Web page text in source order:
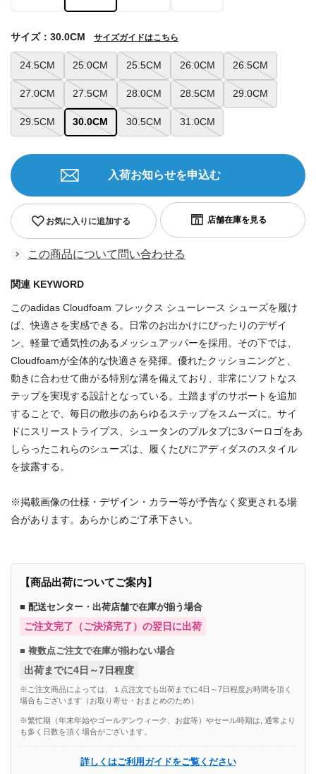
24.5CM 25.0CM 25.5CM 26.0CM 26.5CM
27.0CM 27.5CM 28.0CM 28.5CM 29.0CM
29.5CM 30.0CM 30.5CM 31.0CM
サイズ：30.0CM サイズガイドはこちら
お気に入りに追加する
入荷お知らせを申込む
この商品について問い合わせる
関連 KEYWORD
このadidas Cloudfoam フレックス シューレース シューズを履け
ば、快適さを実感できる。日常のお出かけにぴったりのデザイ
ン。軽量で通気性のあるメッシュアッパーを採用。その下では、
Cloudfoamが全体的な快適さを発揮。優れたクッショニングと、
動きに合わせて曲がる特別な溝を備えており、非常にソフトなス
テップを実現する設計となっている。土踏まずのサポートを追加
することで、毎日の散歩のあらゆるステップをスムーズに。サイ
ドにスリーストライプス、シュータンのプルタブに3バーロゴをあ
しらったこれらのシューズは、履くたびにアディダスのスタイル
を披露する。
※掲載画像の仕様・デザイン・カラー等が予告なく変更される場
合があります。あらかじめご了承下さい。
【商品出荷についてご案内】
■ 配送センター・出荷店舗で在庫が揃う場合
ご注文完了（ご決済完了）の翌日に出荷
■ 複数点ご注文で在庫が揃わない場合
出荷までに4日～7日程度
※ご注文商品によっては、１点注文でも出荷までに4日～7日程度お時間を頂く
場合もございます（お取り寄せ・おまとめのため）
※繁忙期（年末年始やゴールデンウィーク、お盆等）やセール時期は, 通常より
も多く日数を頂く場合がございます。
詳しくはご利用ガイドをご覧ください